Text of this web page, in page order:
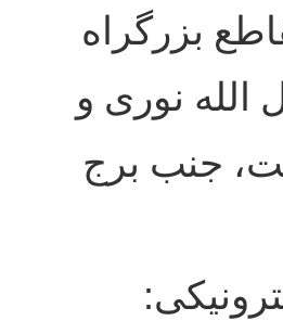
بزرگراه
نوری و
جنب برج
: